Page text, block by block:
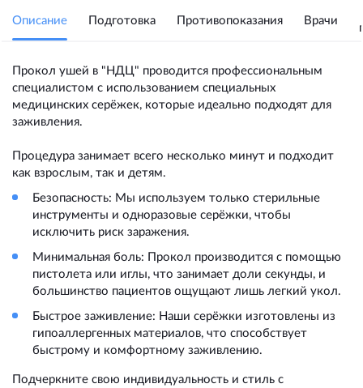
Описание Подготовка Противопоказания Врачи
Прокол ушей в "НДЦ" проводится профессиональным
специалистом с использованием специальных
медицинских серёжек, которые идеально подходят для
заживления.
Процедура занимает всего несколько минут и подходит
как взрослым, так и детям.
Безопасность: Мы используем только стерильные
инструменты и одноразовые серёжки, чтобы
исключить риск заражения.
Минимальная боль: Прокол производится с помощью
пистолета или иглы, что занимает доли секунды, и
большинство пациентов ощущают лишь легкий укол.
Быстрое заживление: Наши серёжки изготовлены из
гипоаллергенных материалов, что способствует
быстрому и комфортному заживлению.
Подчеркните свою индивидуальность и стиль с